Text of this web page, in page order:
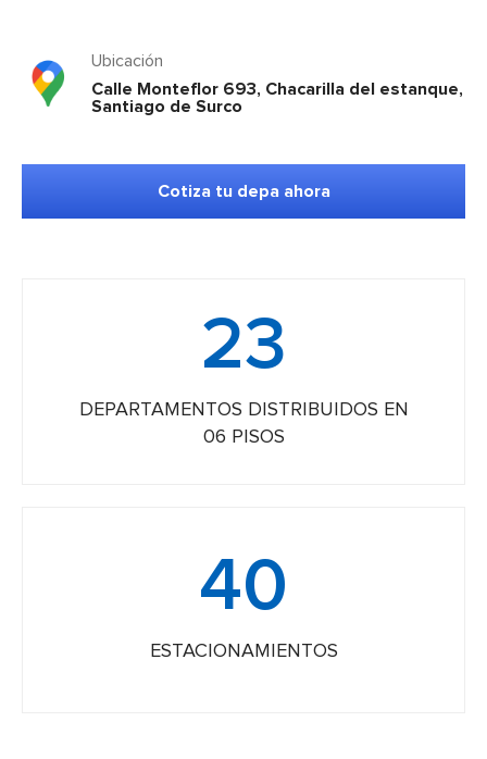
Santiago de Surco-Chacarilla
23 departamentos
Santiago de Surco
23 departamentos
Ubicación
Calle Monteflor 693, Chacarilla del estanque,
Santiago de Surco
Cotiza tu depa ahora
23
DEPARTAMENTOS DISTRIBUIDOS EN
06 PISOS
40
ESTACIONAMIENTOS